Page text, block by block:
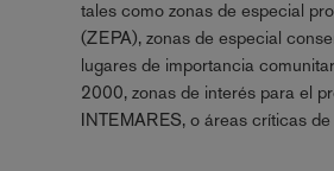
tales como zonas de especial
(ZEPA), zonas de especial
lugares de importancia
2000, zonas de interés para el
INTEMARES, o áreas críticas